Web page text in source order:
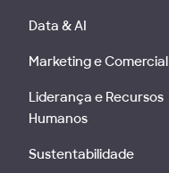
Data & AI
Marketing e Comercial
Liderança e Recursos
Humanos
Sustentabilidade